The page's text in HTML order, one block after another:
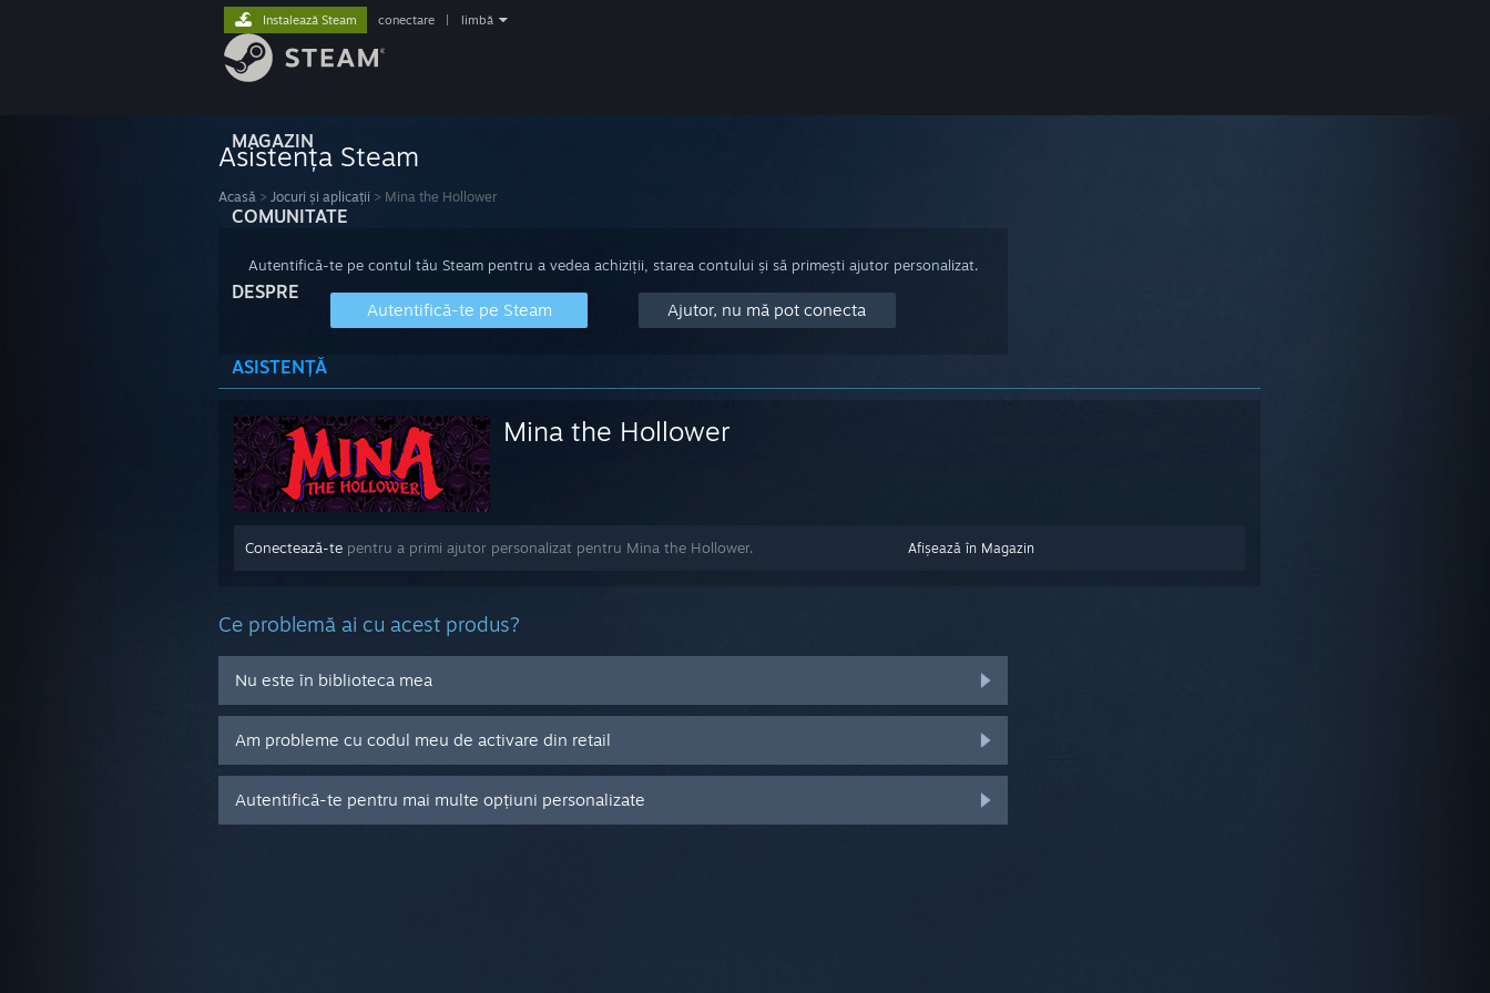
MAGAZIN
COMUNITATE
DESPRE
ASISTENȚĂ
Instalează Steam conectare limbă
Asistența Steam
Acasă > Jocuri și aplicații > Mina the Hollower
Autentifică-te pe contul tău Steam pentru a vedea achiziții, starea contului și să primești ajutor personalizat.
Autentifică-te pe Steam Ajutor, nu mă pot conecta
Mina the Hollower
Afișează în Magazin
Conectează-te pentru a primi ajutor personalizat pentru Mina the Hollower.
Ce problemă ai cu acest produs?
Nu este în biblioteca mea
Am probleme cu codul meu de activare din retail
Autentifică-te pentru mai multe opțiuni personalizate